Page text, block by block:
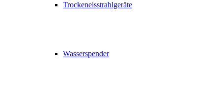
Trockeneisstrahlgeräte
Wasserspender